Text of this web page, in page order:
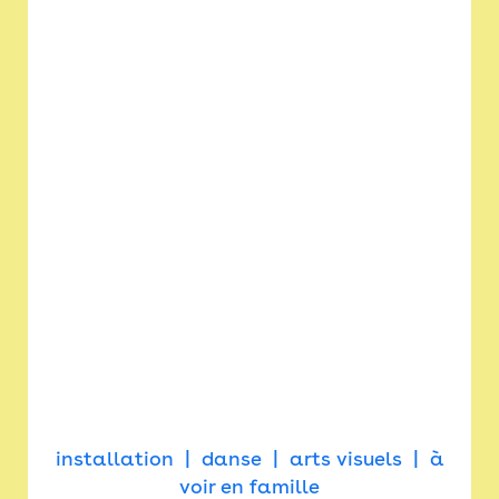
installation danse arts visuels
à
voir en famille